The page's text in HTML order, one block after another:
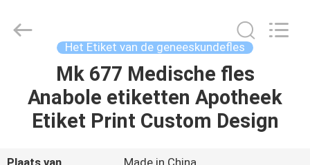
PRODUCTEN
Industry
Het Etiket van de geneeskundefles
Mk 677 Medische fles
Anabole etiketten Apotheek
Etiket Print Custom Design